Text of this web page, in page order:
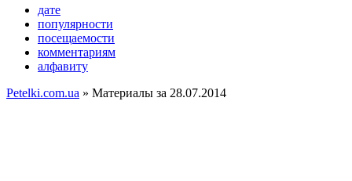
дате
популярности
посещаемости
комментариям
алфавиту
Petelki.com.ua » Материалы за 28.07.2014